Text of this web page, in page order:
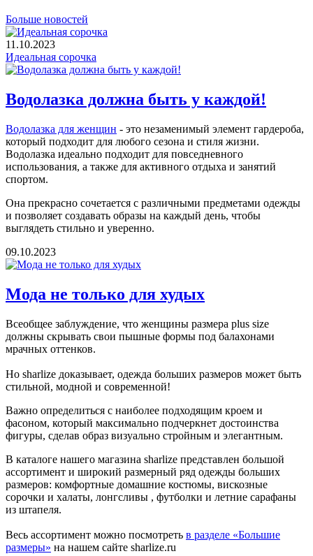
Больше новостей
11.10.2023
Идеальная сорочка
Водолазка должна быть у каждой!
Водолазка для женщин - это незаменимый элемент гардероба,
который подходит для любого сезона и стиля жизни.
Водолазка идеально подходит для повседневного
использования, а также для активного отдыха и занятий
спортом.
Она прекрасно сочетается с различными предметами одежды
и позволяет создавать образы на каждый день, чтобы
выглядеть стильно и уверенно.
09.10.2023
Мода не только для худых
Всеобщее заблуждение, что женщины размера plus size
должны скрывать свои пышные формы под балахонами
мрачных оттенков.
Но sharlize доказывает, одежда больших размеров может быть
стильной, модной и современной!
Важно определиться с наиболее подходящим кроем и
фасоном, который максимально подчеркнет достоинства
фигуры, сделав образ визуально стройным и элегантным.
В каталоге нашего магазина sharlize представлен большой
ассортимент и широкий размерный ряд одежды больших
размеров: комфортные домашние костюмы, вискозные
сорочки и халаты, лонгсливы , футболки и летние сарафаны
из штапеля.
Весь ассортимент можно посмотреть в разделе «Большие
размеры» на нашем сайте sharlize.ru